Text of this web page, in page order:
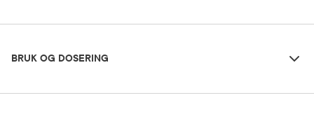
BRUK OG DOSERING